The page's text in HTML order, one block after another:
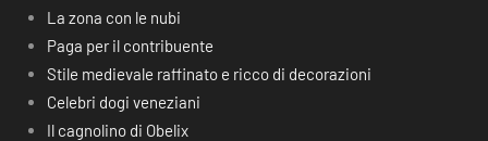
La zona con le nubi
Paga per il contribuente
Stile medievale raffinato e ricco di decorazioni
Celebri dogi veneziani
Il cagnolino di Obelix